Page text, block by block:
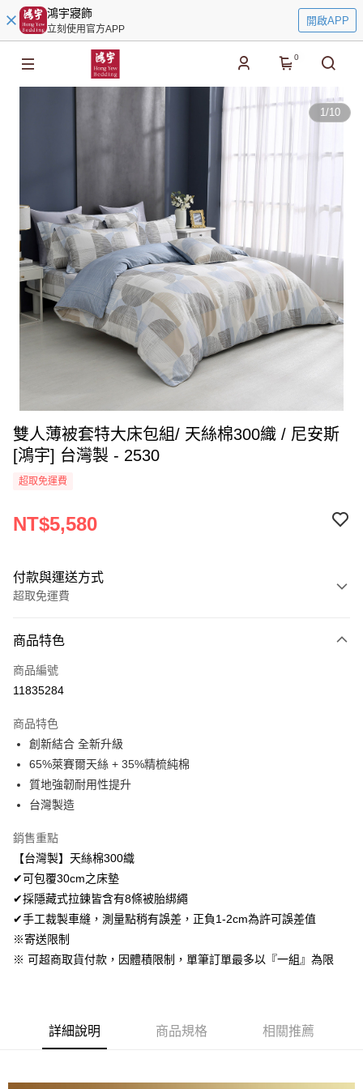
鴻宇寢飾
立刻使用官方APP
開啟APP
0
1/10
雙人薄被套特大床包組/ 天絲棉300織 / 尼安斯
[鴻宇] 台灣製 - 2530
超取免運費
NT$5,580
付款與運送方式
超取免運費
信用卡一次付款
超商取貨付款
Apple Pay
悠遊付
Google Pay
AFTEE先享後付
相關說明
AFTEE先享後付是「在收到商品之後才付款」的支付方式。 讓您購物簡單
便利好安心！
１．簡單：不需註冊會員、不需綁卡、不需儲值。
２．便利：只要手機號碼，簡訊認證，即可結帳。
３．安心：先確認商品／服務後，再付款。
３．收到繳費通知簡訊後14天內，點擊此簡訊中的連結，可透過四大超商／
ATM付款
運送方式
全家取貨付款
免運費
7-11取貨付款
商品特色
商品編號
11835284
商品特色
創新結合 全新升級
65%萊賽爾天絲 + 35%精梳純棉
質地強韌耐用性提升
台灣製造
銷售重點
【台灣製】天絲棉300織
✔可包覆30cm之床墊
✔採隱藏式拉鍊皆含有8條被胎綁繩
✔手工裁製車縫，測量點稍有誤差，正負1-2cm為許可誤差值
※寄送限制
※ 可超商取貨付款，因體積限制，單筆訂單最多以『一組』為限
詳細說明 商品規格 相關推薦